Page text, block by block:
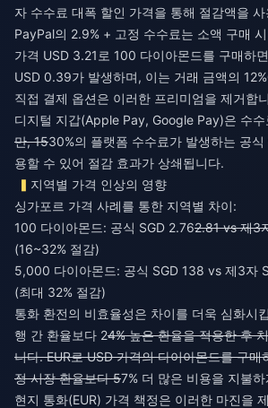
자 수수료 대폭 할인 가격을 통해 절감액을
PayPal의 2.9% + 고정 수수료는 소액 구매
가격 USD 3.21로 100 다이아몬드를 구매하
USD 0.39가 발생하며, 이는 거래 금액의
직접 결제 옵션은 이러한 프리미엄을 제거합
디지털 지갑(Apple Pay, Google Pay)은 수수
만, 1530%의 플랫폼 수수료가 발생하는 공
용할 수 있어 절감 효과가 상쇄됩니다.
지역별 가격 인상의 영향
싱가포르 가격 사례를 통한 지역별 차이:
100 다이아몬드: 공식 SGD 2.762.81 vs 제3
(16~32% 절감)
5,000 다이아몬드: 공식 SGD 138 vs 제3자
(최대 32% 절감)
통화 환전의 비효율성은 차이를 더욱 심화시
행 간 환율보다 24% 높은 환율을 적용한 후
니다. EUR로 USD 가격의 다이아몬드를 구매
정 시장 환율보다 57% 더 많은 비용을 지불
현지 통화(EUR) 가격 책정은 이러한 마진을